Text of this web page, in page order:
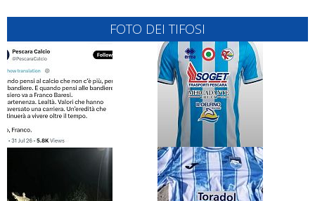
FOTO DEI TIFOSI